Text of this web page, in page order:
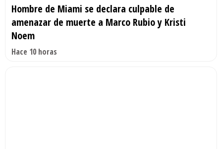
Hombre de Miami se declara culpable de
amenazar de muerte a Marco Rubio y Kristi
Noem
Hace 10 horas